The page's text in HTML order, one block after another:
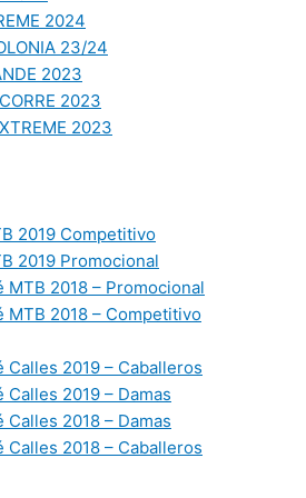
2024
23/24
2023
2023
2023
2019 Competitivo
2019 Promocional
2018 – Promocional
MTB 2018 – Competitivo
2019 – Caballeros
2019 – Damas
2018 – Damas
2018 – Caballeros